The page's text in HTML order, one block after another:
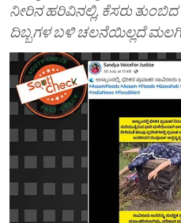
ನೀರಿನ ಹರಿವಿನಲ್ಲಿ, ಕೆಸರು
ದಿಬ್ಬಗಳ ಬಳಿ ಚಲನೆಯಿಲ್ಲದೆ